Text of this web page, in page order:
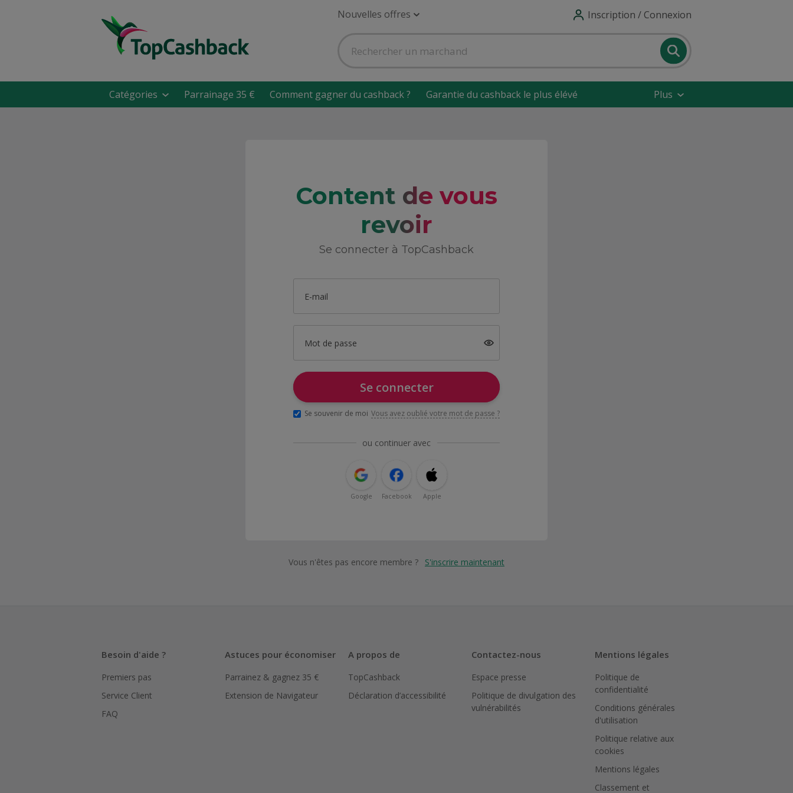
Nouvelles offres Inscription / Connexion
Catégories Parrainage 35 € Comment gagner du cashback ? Garantie du cashback le plus élévé Plus
Content de vous
revoir
Se connecter à TopCashback
E-mail
Mot de passe
Se connecter
Se souvenir de moi Vous avez oublié votre mot de passe ?
ou continuer avec
Google Facebook Apple
Vous n'êtes pas encore membre ? S'inscrire maintenant
Besoin d'aide ?
Premiers pas
Service Client
FAQ
Astuces pour économiser
Parrainez & gagnez 35 €
Extension de Navigateur
A propos de
TopCashback
Déclaration d’accessibilité
Contactez-nous
Espace presse
Politique de divulgation des
vulnérabilités
Mentions légales
Politique de
confidentialité
Conditions générales
d'utilisation
Politique relative aux
cookies
Mentions légales
Classement et